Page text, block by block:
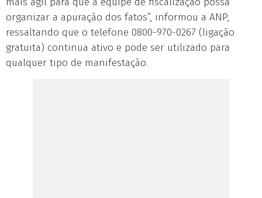
organizar a apuração dos fatos”, informou a ANP,
ressaltando que o telefone 0800-970-0267 (ligação
gratuita) continua ativo e pode ser utilizado para
qualquer tipo de manifestação.